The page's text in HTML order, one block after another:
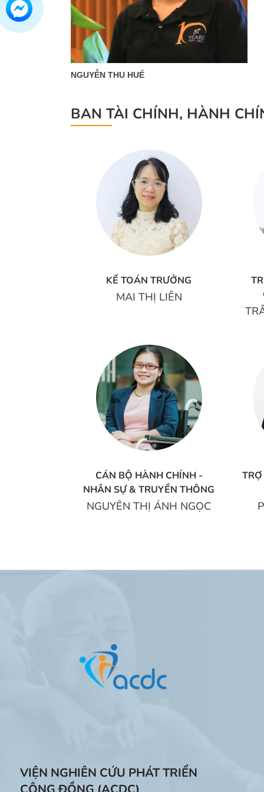
NGUYỄN THU HUẾ
BAN TÀI CHÍNH, HÀNH
KẾ TOÁN TRƯỞNG
MAI THỊ LIÊN
CÁN BỘ HÀNH CHÍNH -
NHÂN SỰ & TRUYỀN THÔNG
NGUYỄN THỊ ÁNH NGỌC
VIỆN NGHIÊN CỨU PHÁT TRIỂN